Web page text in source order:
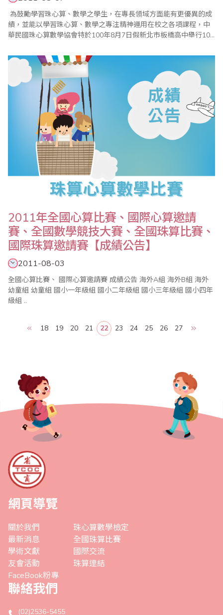
為鼓勵學習珠心算、數學之學生，在專長領域方面能有更優異的成
績，並能以學習珠心算、數學之專注精神運用在校之各項課程，中
華民國珠心算數學協會特於100年8月7日假新北市板橋高中舉行100
名譽會長、中華民國珠心算數學協會理事長鄭逢時親臨現場，他提
及學習珠心算並將其與學校的數學課程結合可刺激學習動機，提升
學齡兒童及中..
2011年全國心算比賽、國際心算邀請
賽、全國數學競技大賽、全國珠算比賽、
國際珠算邀請賽【成績公告】
2011-08-03
全國心算比賽、 國際心算邀請賽 成績公告 海外A組 海外B組 海外
幼童組 幼童組 國小一年級組 國小二年級組 國小三年級組 國小四年
級組 ..
18 19 20 21 22 23 24 25 26 27
網頁導覽
關於我們
最新消息
學術文獻
友會活動
FaceBook粉專
珠心算數學檢定
全國珠算比賽
國際交流
珠算連結
聯絡我們
(02)2536-5455